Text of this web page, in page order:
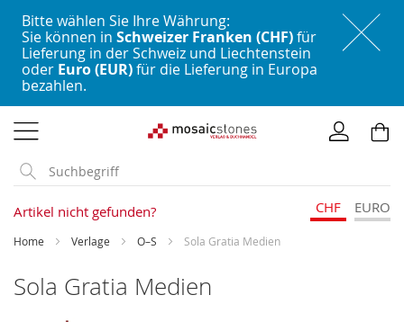
Bitte wählen Sie Ihre Währung:
Sie können in Schweizer Franken (CHF)für
Lieferung in der Schweiz und Liechtenstein
oder Euro (EUR)für die Lieferung in Europa
bezahlen.
zum
Inhalt
Artikel nicht gefunden? CHF EURO
Home Verlage O–S Sola Gratia Medien
Sola Gratia Medien